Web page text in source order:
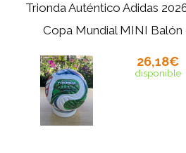
Trionda Auténtico Adidas
Copa Mundial MINI Balón
26,18€
disponible